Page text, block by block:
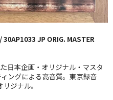
30AP1033 JP ORIG. MASTER
日本企画・オリジナル・マスタ
ングによる高音質。東京録音
ジナル。